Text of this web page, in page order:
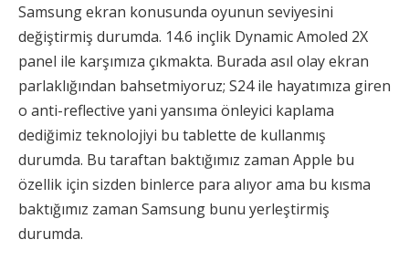
Samsung ekran konusunda oyunun seviyesini
değiştirmiş durumda. 14.6 inçlik Dynamic Amoled 2X
panel ile karşımıza çıkmakta. Burada asıl olay ekran
parlaklığından bahsetmiyoruz; S24 ile hayatımıza giren
o anti-reflective yani yansıma önleyici kaplama
dediğimiz teknolojiyi bu tablette de kullanmış
durumda. Bu taraftan baktığımız zaman Apple bu
özellik için sizden binlerce para alıyor ama bu kısma
baktığımız zaman Samsung bunu yerleştirmiş
durumda.